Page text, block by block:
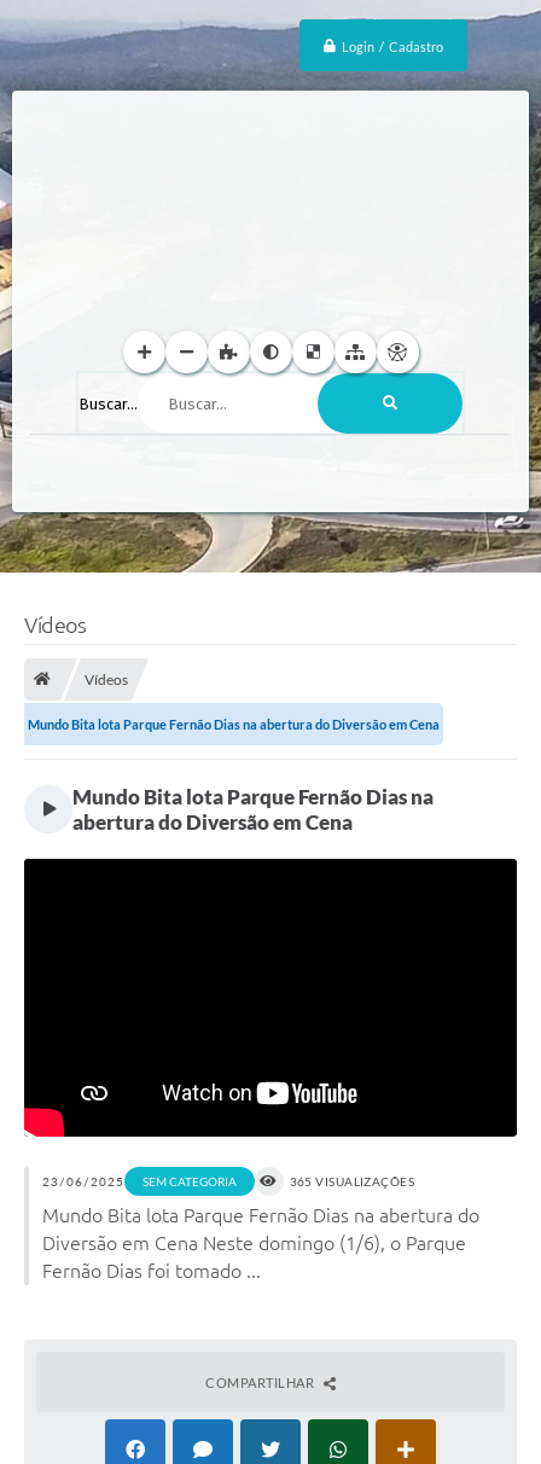
Login / Cadastro
Buscar...
Vídeos
Vídeos
Mundo Bita lota Parque Fernão Dias na abertura do Diversão em Cena
Mundo Bita lota Parque Fernão Dias na
abertura do Diversão em Cena
23/06/2025 SEM CATEGORIA 365 VISUALIZAÇÕES
Mundo Bita lota Parque Fernão Dias na abertura do
Diversão em Cena Neste domingo (1/6), o Parque
Fernão Dias foi tomado ...
COMPARTILHAR